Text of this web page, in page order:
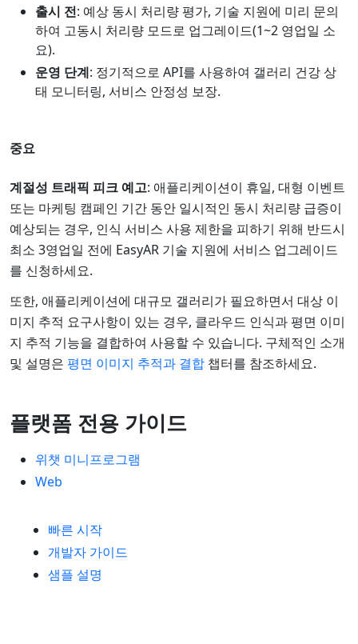
출시 전: 예상 동시 처리량 평가, 기술 지원에 미리 문의
하여 고동시 처리량 모드로 업그레이드(1~2 영업일 소
요).
운영 단계: 정기적으로 API를 사용하여 갤러리 건강 상
태 모니터링, 서비스 안정성 보장.
중요
계절성 트래픽 피크 예고: 애플리케이션이 휴일, 대형 이벤트
또는 마케팅 캠페인 기간 동안 일시적인 동시 처리량 급증이
예상되는 경우, 인식 서비스 사용 제한을 피하기 위해 반드시
최소 3영업일 전에 EasyAR 기술 지원에 서비스 업그레이드
를 신청하세요.
또한, 애플리케이션에 대규모 갤러리가 필요하면서 대상 이
미지 추적 요구사항이 있는 경우, 클라우드 인식과 평면 이미
지 추적 기능을 결합하여 사용할 수 있습니다. 구체적인 소개
및 설명은 평면 이미지 추적과 결합 챕터를 참조하세요.
플랫폼 전용 가이드
위챗 미니프로그램
Web
빠른 시작
개발자 가이드
샘플 설명